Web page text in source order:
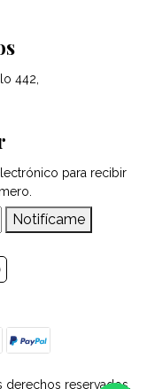
442,
para recibir
Notifícame
reservados.